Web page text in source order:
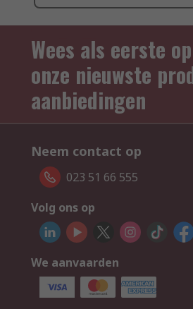
Wees als eerste
onze nieuwste
aanbiedingen
Neem contact op
023 51 66 555
Volg ons op
We aanvaarden